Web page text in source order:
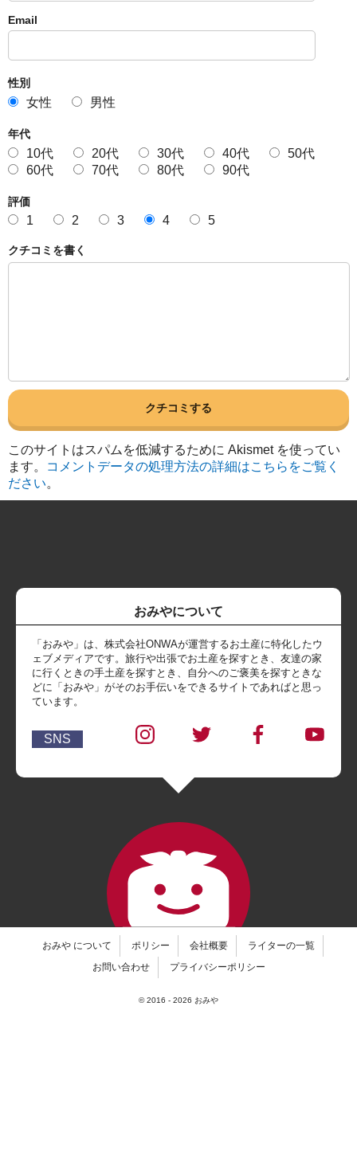
Email
性別
女性 男性
年代
10代 20代 30代 40代
50代
60代
70代 80代 90代
評価
1 2 3 4 5
クチコミを書く
このサイトはスパムを低減するために Akismet を使ってい
ます。
コメントデータの処理方法の詳細はこちらをご覧く
ださい。
おみやについて
「おみや」は、株式会社ONWAが運営するお土産に特化したウ
ェブメディアです。旅行や出張でお土産を探すとき、友達の家
に行くときの手土産を探すとき、自分へのご褒美を探すときな
どに「おみや」がそのお手伝いをできるサイトであればと思っ
ています。
SNS
おみや について ポリシー 会社概要
ライターの一覧
お問い合わせ
プライバシーポリシー
© 2016 - 2026 おみや